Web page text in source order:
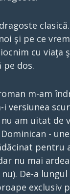
şi pe ce
cu viaţa
pe dos.
m-am
i versiunea
am uitat de
-
pentru
nu mai
De-a
exclusiv